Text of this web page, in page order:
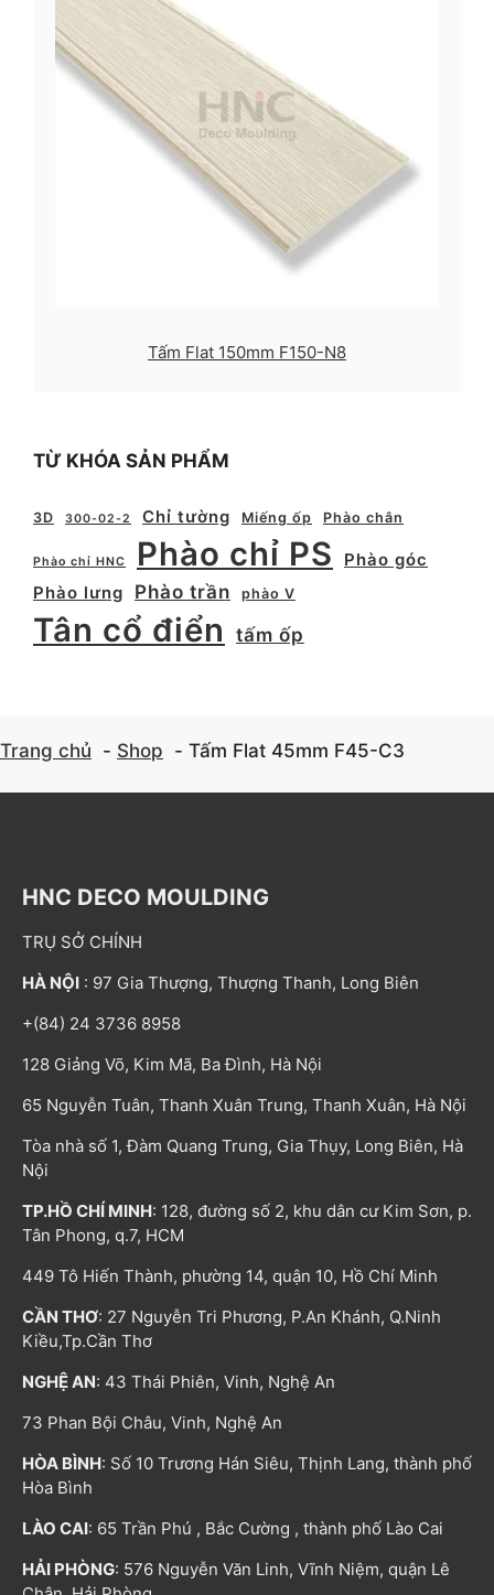
Tấm Flat 150mm F150-N8
TỪ KHÓA SẢN PHẨM
3D 300-02-2 Chỉ tường Miếng ốp Phào chân
Phào chỉ HNC Phào chỉ PS
Phào góc
Phào lưng
Phào trần phào V
Tân cổ điển tấm ốp
Trang chủ Shop Tấm Flat 45mm F45-C3
HNC DECO MOULDING
TRỤ SỞ CHÍNH
HÀ NỘI : 97 Gia Thượng, Thượng Thanh, Long Biên
+(84) 24 3736 8958
128 Giảng Võ, Kim Mã, Ba Đình, Hà Nội
65 Nguyễn Tuân, Thanh Xuân Trung, Thanh Xuân, Hà Nội
Tòa nhà số 1, Đàm Quang Trung, Gia Thụy, Long Biên, Hà
Nội
TP.HỒ CHÍ MINH: 128, đường số 2, khu dân cư Kim Sơn, p.
Tân Phong, q.7, HCM
449 Tô Hiến Thành, phường 14, quận 10, Hồ Chí Minh
CẦN THƠ: 27 Nguyễn Tri Phương, P.An Khánh, Q.Ninh
Kiều,Tp.Cần Thơ
NGHỆ AN: 43 Thái Phiên, Vinh, Nghệ An
73 Phan Bội Châu, Vinh, Nghệ An
HÒA BÌNH: Số 10 Trương Hán Siêu, Thịnh Lang, thành phố
Hòa Bình
LÀO CAI: 65 Trần Phú , Bắc Cường , thành phố Lào Cai
HẢI PHÒNG: 576 Nguyễn Văn Linh, Vĩnh Niệm, quận Lê